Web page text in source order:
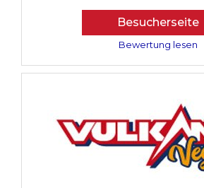
Besucherseite
Bewertung lesen